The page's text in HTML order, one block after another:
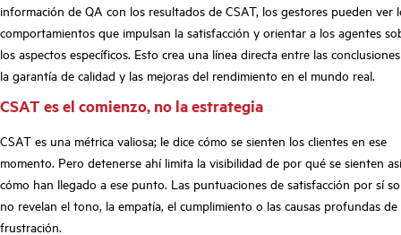
información de QA con los resultados de CSAT, los gestores pueden ver
comportamientos que impulsan la satisfacción y orientar a los agentes
los aspectos específicos. Esto crea una línea directa entre las
la garantía de calidad y las mejoras del rendimiento en el mundo real.
CSAT es el comienzo, no la estrategia
CSAT es una métrica valiosa; le dice cómo se sienten los clientes en ese
momento. Pero detenerse ahí limita la visibilidad de por qué se sienten
cómo han llegado a ese punto. Las puntuaciones de satisfacción por sí
no revelan el tono, la empatía, el cumplimiento o las causas profundas de
frustración.